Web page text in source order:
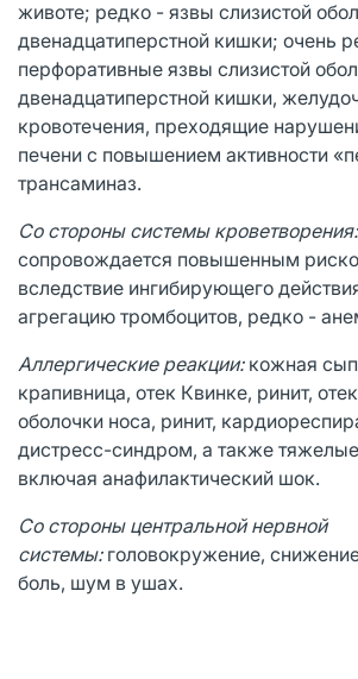
животе; редко - язвы слизистой
двенадцатиперстной кишки; очень
перфоративные язвы слизистой
двенадцатиперстной кишки,
кровотечения, преходящие
печени с повышением активности
трансаминаз.
Со стороны системы кроветворения:
сопровождается повышенным
вследствие ингибирующего
агрегацию тромбоцитов, редко -
Аллергические реакции:кожная
крапивница, отек Квинке, ринит,
оболочки носа, ринит,
дистресс-синдром, а также
включая анафилактический шок.
Со стороны центральной нервной
системы:головокружение,
боль, шум в ушах.